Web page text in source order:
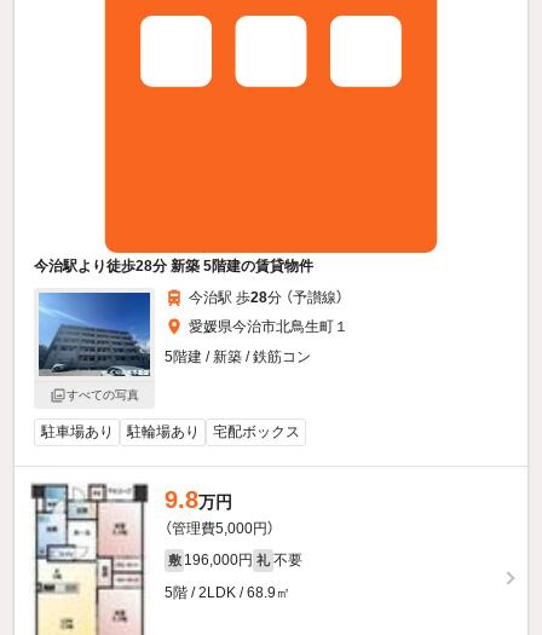
今治駅より徒歩28分 新築 5階建の賃貸物件
すべての写真
今治駅 歩28分 （予讃線）
愛媛県今治市北鳥生町１
5階建 / 新築 / 鉄筋コン
駐車場あり 駐輪場あり 宅配ボックス
9.8万円
（管理費5,000円）
敷 196,000円 礼 不要
5階 / 2LDK / 68.9㎡